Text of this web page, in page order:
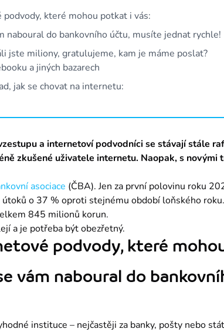
které mohou potkat i vás:
naboural do bankovního účtu, musíte jednat rychle!
jste miliony, gratulujeme, kam je máme poslat?
a jiných bazarech
jak se chovat na internetu:
a internetoví podvodníci se stávají stále
zkušené uživatele internetu. Naopak, s
asociace (ČBA). Jen za první polovinu roku
o 37 % oproti stejnému období loňského
845 milionů korun.
a je potřeba být obezřetný.
podvody, které
vám naboural do
instituce – nejčastěji za banky, pošty nebo